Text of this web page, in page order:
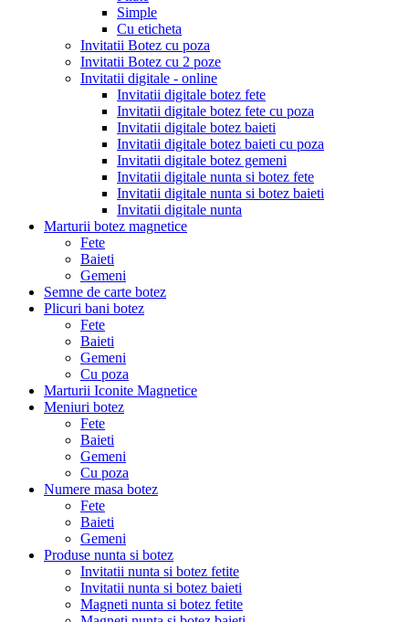
Simple
Cu eticheta
Invitatii Botez cu poza
Invitatii Botez cu 2 poze
Invitatii digitale - online
Invitatii digitale botez fete
Invitatii digitale botez fete cu poza
Invitatii digitale botez baieti
Invitatii digitale botez baieti cu poza
Invitatii digitale botez gemeni
Invitatii digitale nunta si botez fete
Invitatii digitale nunta si botez baieti
Invitatii digitale nunta
Marturii botez magnetice
Fete
Baieti
Gemeni
Semne de carte botez
Plicuri bani botez
Fete
Baieti
Gemeni
Cu poza
Marturii Iconite Magnetice
Meniuri botez
Fete
Baieti
Gemeni
Cu poza
Numere masa botez
Fete
Baieti
Gemeni
Produse nunta si botez
Invitatii nunta si botez fetite
Invitatii nunta si botez baieti
Magneti nunta si botez fetite